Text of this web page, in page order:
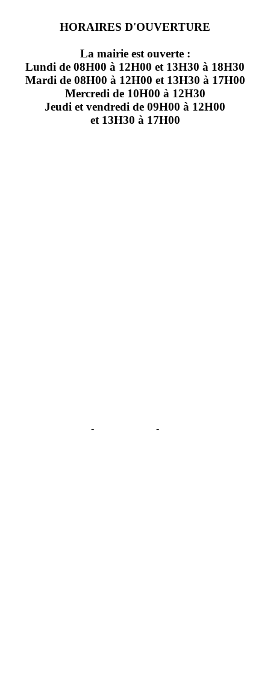
HORAIRES D'OUVERTURE
La mairie est ouverte :
Lundi de 08H00 à 12H00 et 13H30 à 18H30
Mardi de 08H00 à 12H00 et 13H30 à 17H00
Mercredi de 10H00 à 12H30
Jeudi et vendredi de 09H00 à 12H00
et 13H30 à 17H00
- -